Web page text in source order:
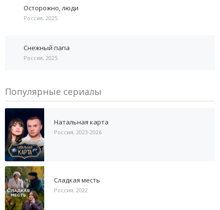
Осторожно, люди
Россия, 2025
Снежный папа
Россия, 2025
Популярные сериалы
Натальная карта
Россия, 2023-2026
Сладкая месть
Россия, 2022